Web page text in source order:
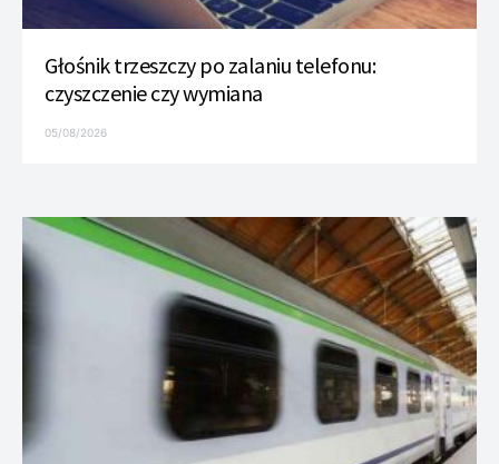
Głośnik trzeszczy po zalaniu telefonu:
czyszczenie czy wymiana
05/08/2026